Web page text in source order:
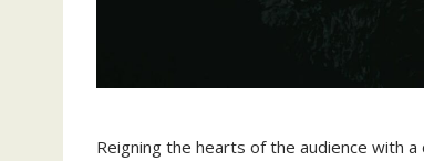
Reigning the hearts of the audience with